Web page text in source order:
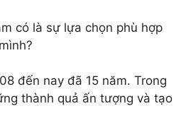
có là sự lựa chọn phù hợp
đến nay đã 15 năm. Trong
thành quả ấn tượng và tạo